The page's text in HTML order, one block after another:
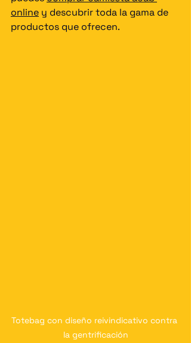
online y descubrir toda la gama de
productos que ofrecen.
Totebag con diseño reivindicativo contra
la gentrificación